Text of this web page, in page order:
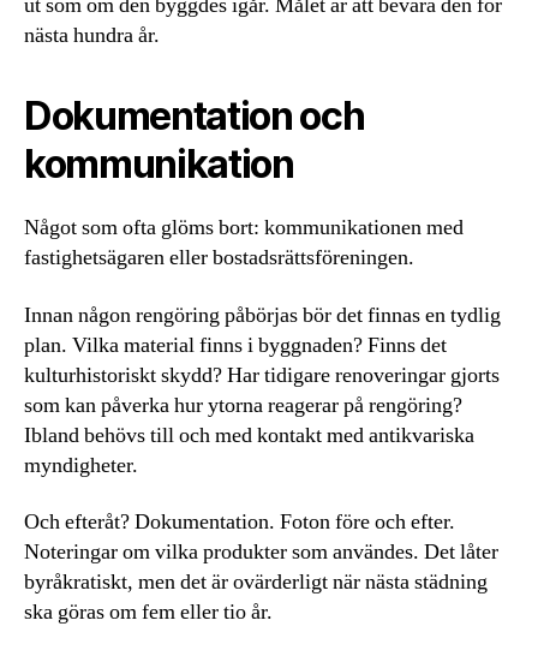
ut som om den byggdes igår. Målet är att bevara den för
nästa hundra år.
Dokumentation och
kommunikation
Något som ofta glöms bort: kommunikationen med
fastighetsägaren eller bostadsrättsföreningen.
Innan någon rengöring påbörjas bör det finnas en tydlig
plan. Vilka material finns i byggnaden? Finns det
kulturhistoriskt skydd? Har tidigare renoveringar gjorts
som kan påverka hur ytorna reagerar på rengöring?
Ibland behövs till och med kontakt med antikvariska
myndigheter.
Och efteråt? Dokumentation. Foton före och efter.
Noteringar om vilka produkter som användes. Det låter
byråkratiskt, men det är ovärderligt när nästa städning
ska göras om fem eller tio år.